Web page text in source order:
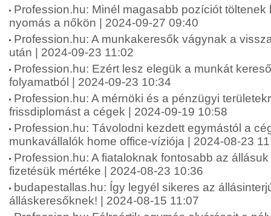
Profession.hu: Minél magasabb pozíciót
nyomás a nőkön | 2024-09-27 09:40
Profession.hu: A munkakeresők vágynak a
után | 2024-09-23 11:02
Profession.hu: Ezért lesz elegük a munkát
folyamatból | 2024-09-23 10:34
Profession.hu: A mérnöki és a pénzügyi
frissdiplomást a cégek | 2024-09-19 10:58
Profession.hu: Távolodni kezdett egymástól a
munkavállalók home office-víziója | 2024-08-23
Profession.hu: A fiataloknak fontosabb az
fizetésük mértéke | 2024-08-23 10:36
budapestallas.hu: Így legyél sikeres az
álláskeresőknek! | 2024-08-15 11:07